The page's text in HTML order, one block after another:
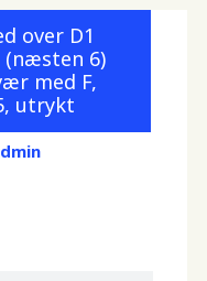
over D1
(næsten 6)
med F,
utrykt